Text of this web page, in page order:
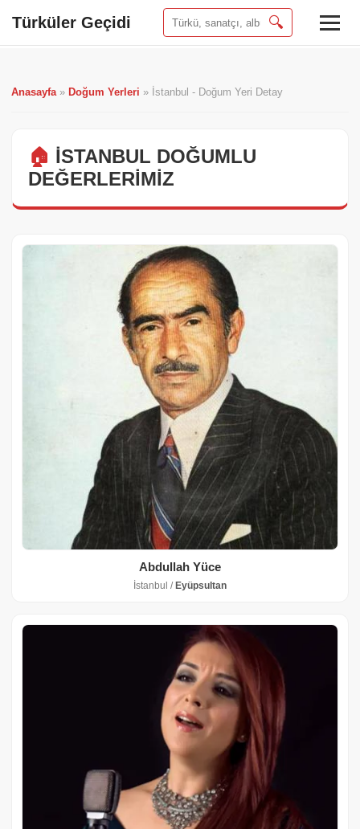
Türküler Geçidi 🔍
Anasayfa» Doğum Yerleri » İstanbul - Doğum Yeri Detay
🏠 İSTANBUL DOĞUMLU
DEĞERLERIMIZ
Abdullah Yüce
İstanbul / Eyüpsultan